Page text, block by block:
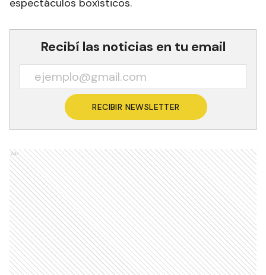
espectáculos boxísticos.
Recibí las noticias en tu email
RECIBIR NEWSLETTER
Ads